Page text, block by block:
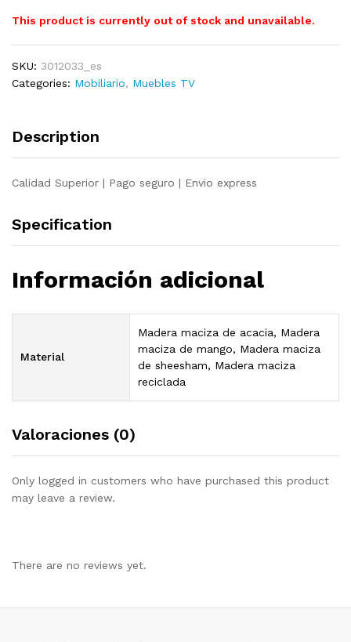
This product is currently out of stock and unavailable.
SKU: 3012033_es
Categories: Mobiliario, Muebles TV
Description
Calidad Superior | Pago seguro | Envio express
Specification
Información adicional
Material
Madera maciza de acacia, Madera
maciza de mango, Madera maciza
de sheesham, Madera maciza
reciclada
Valoraciones (0)
Only logged in customers who have purchased this product
may leave a review.
There are no reviews yet.